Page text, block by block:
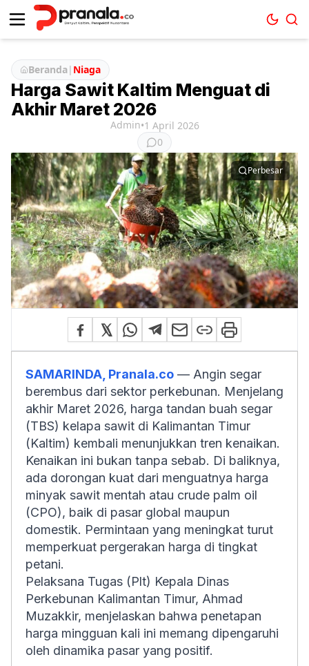
Beranda| Niaga
Harga Sawit Kaltim Menguat di
Akhir Maret 2026
Admin•1 April 2026
0
Perbesar
SAMARINDA, Pranala.co — Angin segar
berembus dari sektor perkebunan. Menjelang
akhir Maret 2026, harga tandan buah segar
(TBS) kelapa sawit di Kalimantan Timur
(Kaltim) kembali menunjukkan tren kenaikan.
Kenaikan ini bukan tanpa sebab. Di baliknya,
ada dorongan kuat dari menguatnya harga
minyak sawit mentah atau crude palm oil
(CPO), baik di pasar global maupun
domestik. Permintaan yang meningkat turut
memperkuat pergerakan harga di tingkat
petani.
Pelaksana Tugas (Plt) Kepala Dinas
Perkebunan Kalimantan Timur, Ahmad
Muzakkir, menjelaskan bahwa penetapan
harga mingguan kali ini memang dipengaruhi
oleh dinamika pasar yang positif.